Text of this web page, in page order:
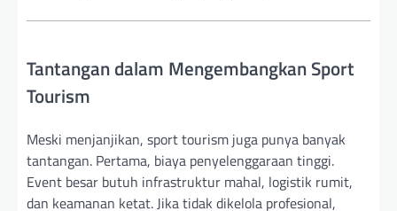
Tantangan dalam Mengembangkan Sport
Tourism
Meski menjanjikan, sport tourism juga punya banyak
tantangan. Pertama, biaya penyelenggaraan tinggi.
Event besar butuh infrastruktur mahal, logistik rumit,
dan keamanan ketat. Jika tidak dikelola profesional,